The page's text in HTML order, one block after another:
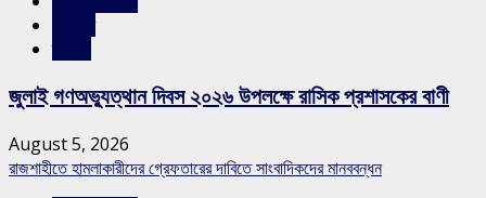
জুলাই গণঅভ্যুত্থান দিবস ২০২৬ উপলক্ষে রাসিক প্রশাসকের বাণী
August 5, 2026
রাজশাহীতে হামলাকারীদের গ্রেফতারের দাবিতে সাংবাদিকদের মানববন্ধন